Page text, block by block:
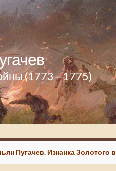
(1773—1775)
Пугачев. Изнанка Золотого